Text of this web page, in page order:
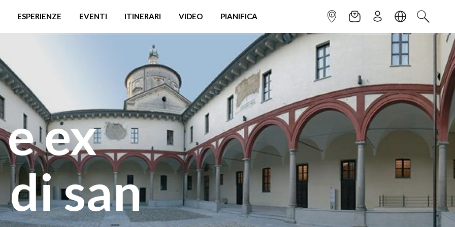
ESPERIENZE EVENTI ITINERARI VIDEO PIANIFICA INFOPOINTNEWSLETTER
ISCRIVITILINGUACERCA
ex
san